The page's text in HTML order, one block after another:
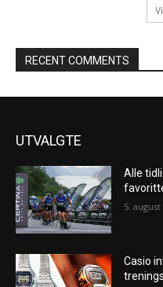
RECENT COMMENTS
UTVALGTE
Alle
5. august
Casio